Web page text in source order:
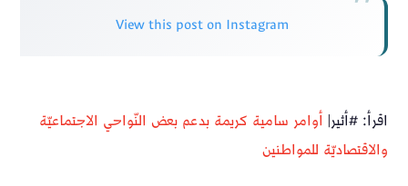
View this post on Instagram
اقرأ: #أثير| ‏أوامر سامية كريمة بدعم بعض النّواحي الاجتماعيّة
والاقتصاديّة للمواطنين